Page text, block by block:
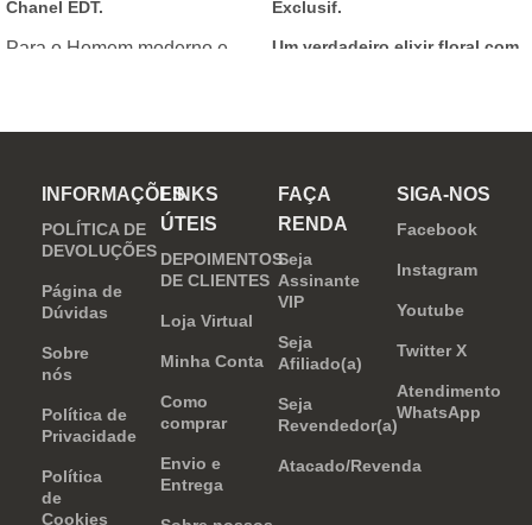
Chanel EDT.
Para o Homem moderno e
inovar sempre, provocando
e determinação.
Exclusif.
Um verdadeiro elixir floral com
INFORMAÇÕES
POLÍTICA DE
DEVOLUÇÕES
Página de
Dúvidas
Sobre
nós
Política de
Privacidade
Política
de
Cookies
LINKS
ÚTEIS
DEPOIMENTOS
DE CLIENTES
Loja Virtual
Minha Conta
Como
comprar
Envio e
Entrega
FAÇA
RENDA
Seja
Assinante
VIP
Seja
Afiliado(a)
Seja
Revendedor(a)
Atacado/Revenda
SIGA-NOS
Facebook
Instagram
Youtube
Twitter X
Atendimento
WhatsApp